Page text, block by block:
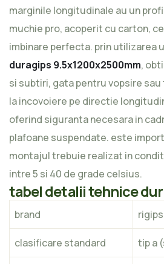
marginile longitudinale au un
muchie pro, acoperit cu carton,
imbinare perfecta. prin utilizarea
duragips 9.5x1200x2500mm,
si subtiri, gata pentru vopsire
la incovoiere pe directie
oferind siguranta necesara in
plafoane suspendate. este
montajul trebuie realizat in
intre 5 si 40 de grade celsius.
tabel detalii tehnice
brand
clasificare standard tip a